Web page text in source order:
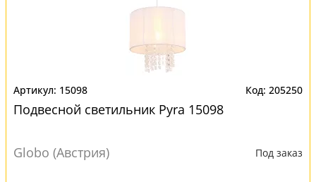
15098 205250
Подвесной светильник Pyra 15098
Globo (Австрия) Под заказ